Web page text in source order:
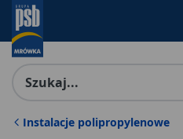
Instalacje polipropylenowe